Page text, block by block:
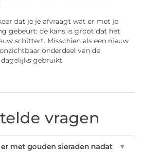
dat je je afvraagt wat er met je
gebeurt: de kans is groot dat het
schittert. Misschien als een nieuw
onderdeel van de
gebruikt.
vragen
met gouden sieraden nadat
▼